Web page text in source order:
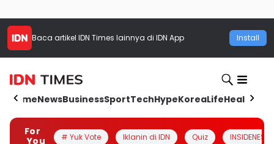
Baca artikel IDN Times lainnya di IDN App Install
HomeNewsBusinessSportTechHypeKoreaLifeHealth
For
You
# Yuk Vote Iklanin di IDN Quiz INSIDENESIA